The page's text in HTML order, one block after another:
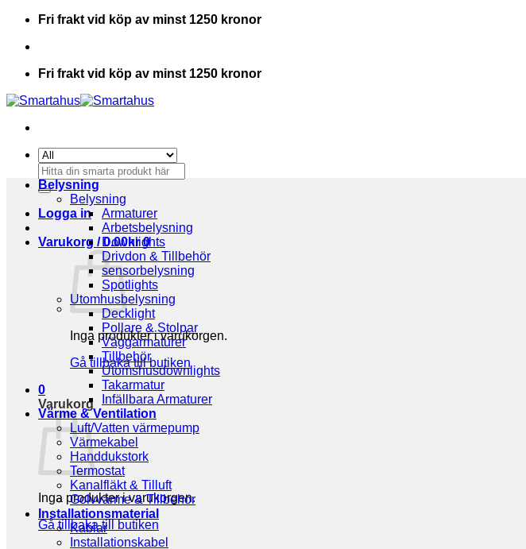
Skip
content
Fri frakt vid köp av minst 1250 kronor
Fri frakt vid köp av minst 1250 kronor
Sök
efter:
Logga in
Varukorg /0.00kr 0
Inga produkter i varukorgen.
Gå tillbaka till butiken
0
Varukorg
Inga produkter i varukorgen.
Gå tillbaka till butiken
Belysning
Belysning
Armaturer
Arbetsbelysning
Downlights
Drivdon & Tillbehör
sensorbelysning
Spotlights
Utomhusbelysning
Decklight
Pollare & Stolpar
Väggarmaturer
Tillbehör
Utomshusdownlights
Takarmatur
Infällbara Armaturer
Värme & Ventilation
Luft/Vatten värmepump
Värmekabel
Handdukstork
Termostat
Kanalfläkt & Tilluft
Golvvärme & Tillbehör
Installationsmaterial
Kablar
Installationskabel